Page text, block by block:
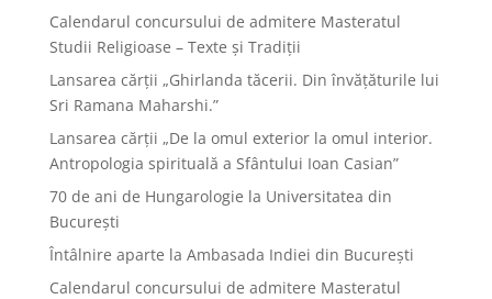
Calendarul concursului de admitere Masteratul
Studii Religioase – Texte și Tradiții
Lansarea cărții „Ghirlanda tăcerii. Din învățăturile lui
Sri Ramana Maharshi.”
Lansarea cărții „De la omul exterior la omul interior.
Antropologia spirituală a Sfântului Ioan Casian”
70 de ani de Hungarologie la Universitatea din
București
Întâlnire aparte la Ambasada Indiei din București
Calendarul concursului de admitere Masteratul